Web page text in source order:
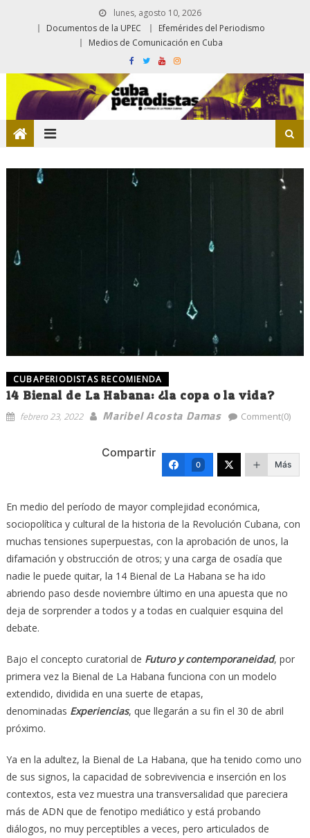
lunes, agosto 10, 2026
Documentos de la UPEC
Efemérides del Periodismo
Medios de Comunicación en Cuba
CUBAPERIODISTAS RECOMIENDA
14 Bienal de La Habana: ¿la copa o la vida?
febrero 23, 2022 Maribel Acosta Damas Comment(0)
Compartir
0 Más
En medio del período de mayor complejidad económica,
sociopolítica y cultural de la historia de la Revolución Cubana, con
muchas tensiones superpuestas, con la aprobación de unos, la
difamación y obstrucción de otros; y una carga de osadía que
nadie le puede quitar, la 14 Bienal de La Habana se ha ido
abriendo paso desde noviembre último en una apuesta que no
deja de sorprender a todos y a todas en cualquier esquina del
debate.
Bajo el concepto curatorial de Futuro y contemporaneidad, por
primera vez la Bienal de La Habana funciona con un modelo
extendido, dividida en una suerte de etapas,
denominadas Experiencias, que llegarán a su fin el 30 de abril
próximo.
Ya en la adultez, la Bienal de La Habana, que ha tenido como uno
de sus signos, la capacidad de sobrevivencia e inserción en los
contextos, esta vez muestra una transversalidad que pareciera
más de ADN que de fenotipo mediático y está probando
diálogos, no muy perceptibles a veces, pero articulados de